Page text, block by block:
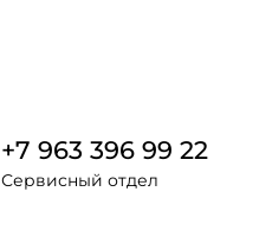
+7 963 396 99 22
Сервисный отдел